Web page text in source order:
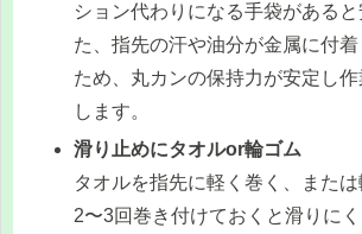
ション代わりになる手袋があると
た、指先の汗や油分が金属に付
ため、丸カンの保持力が安定し
します。
滑り止めにタオルor輪ゴム
タオルを指先に軽く巻く、また
2〜3回巻き付けておくと滑りに